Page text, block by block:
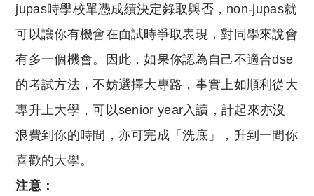
jupas時學校單憑成績決定錄取與否， non-jupas就
可以讓你有機會在面試時爭取表現，對同學來說會
有多一個機會。
因此，如果你認為自己不適合dse
的考試方法，不妨選擇大專路， 事實上如順利從大
專升上大學，可以senior year入讀，計起來亦沒
浪費到你的時間， 亦可完成「洗底」， 升到一間你
喜歡的大學。
注意：